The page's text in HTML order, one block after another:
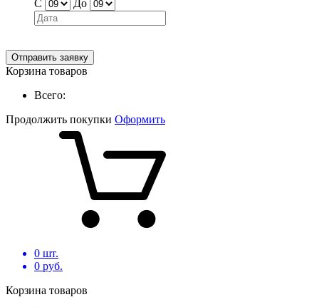
С
До
Отправить заявку
Корзина товаров
Всего:
Продолжить покупки Оформить
0 шт.
0 руб.
Корзина товаров